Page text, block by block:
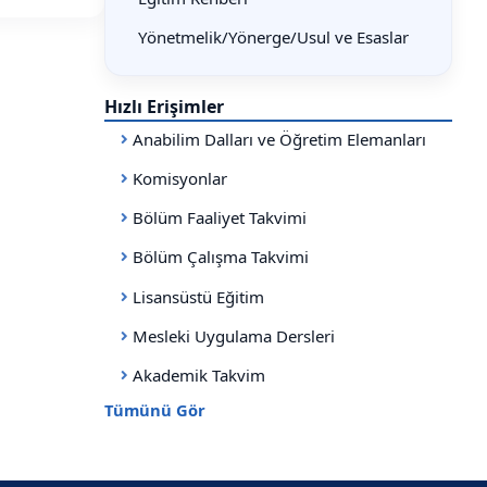
Yönetmelik/Yönerge/Usul ve Esaslar
Hızlı Erişimler
Anabilim Dalları ve Öğretim Elemanları
Komisyonlar
Bölüm Faaliyet Takvimi
Bölüm Çalışma Takvimi
Lisansüstü Eğitim
Mesleki Uygulama Dersleri
Akademik Takvim
Tümünü Gör